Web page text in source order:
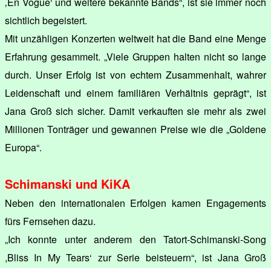
sichtlich begeistert.
Mit unzähligen Konzerten weltweit hat die Band eine Menge
Erfahrung gesammelt. „Viele Gruppen halten nicht so lange
durch. Unser Erfolg ist von echtem Zusammenhalt, wahrer
Leidenschaft und einem familiären Verhältnis geprägt“, ist
Jana Groß sich sicher. Damit verkauften sie mehr als zwei
Millionen Tonträger und gewannen Preise wie die „Goldene
Europa“.
Schimanski und KiKA
Neben den internationalen Erfolgen kamen Engagements
fürs Fernsehen dazu.
„Ich konnte unter anderem den Tatort-Schimanski-Song
,Bliss In My Tears‘ zur Serie beisteuern“, ist Jana Groß